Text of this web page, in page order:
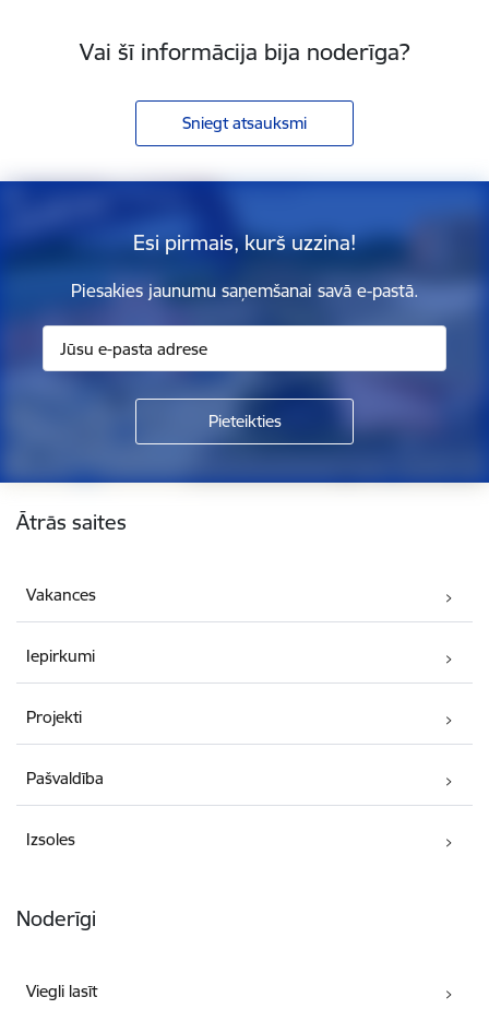
Vai šī informācija bija noderīga?
Sniegt atsauksmi
Esi pirmais, kurš uzzina!
Piesakies jaunumu saņemšanai savā e-pastā.
Ātrās saites
Vakances
Iepirkumi
Projekti
Pašvaldība
Izsoles
Noderīgi
Viegli lasīt